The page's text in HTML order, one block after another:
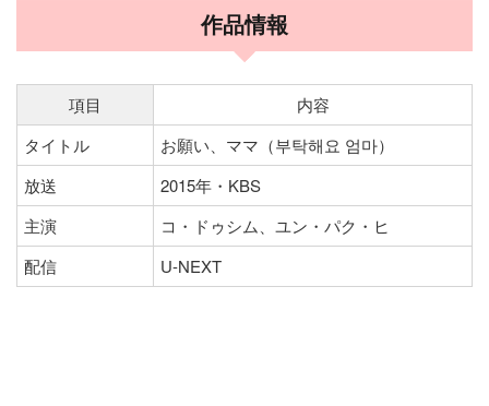
作品情報
項目
内容
タイトル
お願い、ママ（부탁해요 엄마）
放送
2015年・KBS
主演
コ・ドゥシム、ユン・パク・ヒ
配信
U-NEXT